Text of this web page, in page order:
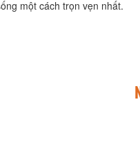
một cách trọn vẹn nhất.